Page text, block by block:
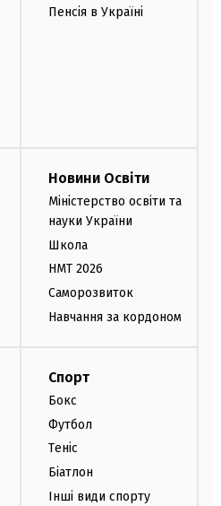
Пенсія в Україні
Новини Освіти
Міністерство освіти та
науки України
Школа
НМТ 2026
Саморозвиток
Навчання за кордоном
Спорт
Бокс
Футбол
Теніс
Біатлон
Інші види спорту